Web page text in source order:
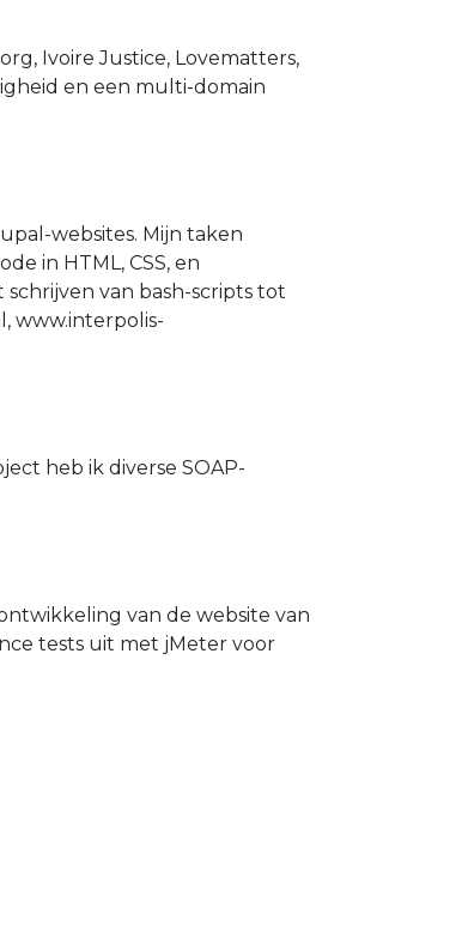
Ivoire Justice, Lovematters,
en een multi-domain
websites. Mijn taken
in HTML, CSS, en
van bash-scripts tot
www.interpolis-
heb ik diverse SOAP-
van de website van
tests uit met jMeter voor